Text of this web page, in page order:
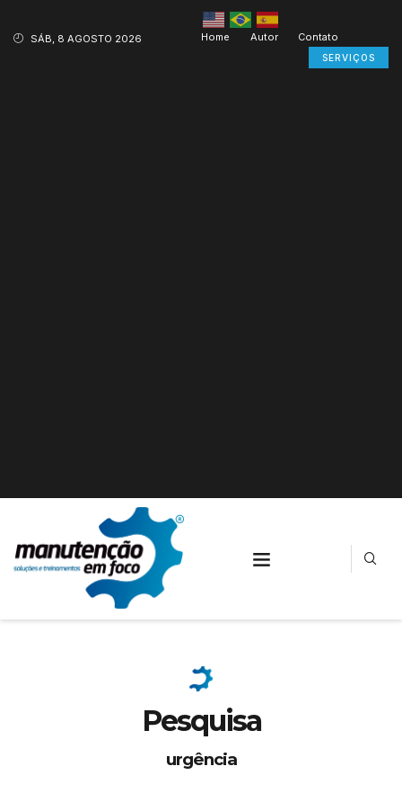
SÁB, 8 AGOSTO 2026 Home Autor Contato
SERVIÇOS
Pesquisa
urgência